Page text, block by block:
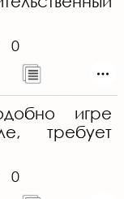
0
игре
требует
0